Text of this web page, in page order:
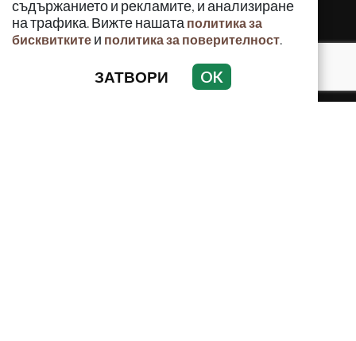
съдържанието и рекламите, и анализиране
на трафика. Вижте нашата политика за
бисквитките и политика за поверителност.
ЗАТВОРИ OK
КРИМИНАЛНО
ИНЦИДЕНТИ